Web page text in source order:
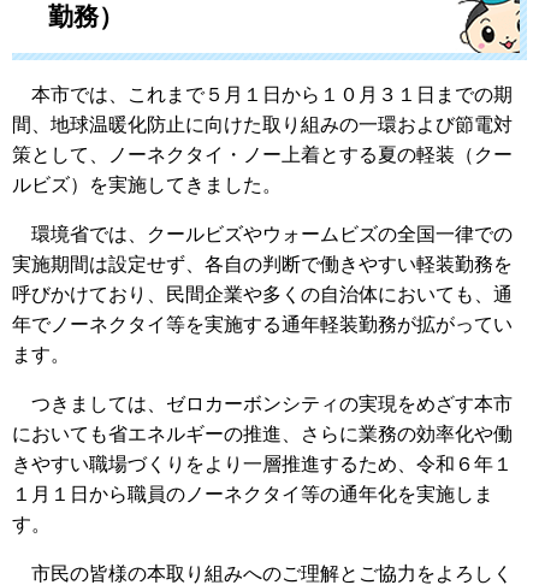
勤務）
本市では、これまで５月１日から１０月３１日までの期
間、地球温暖化防止に向けた取り組みの一環および節電対
策として、ノーネクタイ・ノー上着とする夏の軽装（クー
ルビズ）を実施してきました。
環境省では、クールビズやウォームビズの全国一律での
実施期間は設定せず、各自の判断で働きやすい軽装勤務を
呼びかけており、民間企業や多くの自治体においても、通
年でノーネクタイ等を実施する通年軽装勤務が拡がってい
ます。
つきましては、ゼロカーボンシティの実現をめざす本市
においても省エネルギーの推進、さらに業務の効率化や働
きやすい職場づくりをより一層推進するため、令和６年１
１月１日から職員のノーネクタイ等の通年化を実施しま
す。
市民の皆様の本取り組みへのご理解とご協力をよろしく